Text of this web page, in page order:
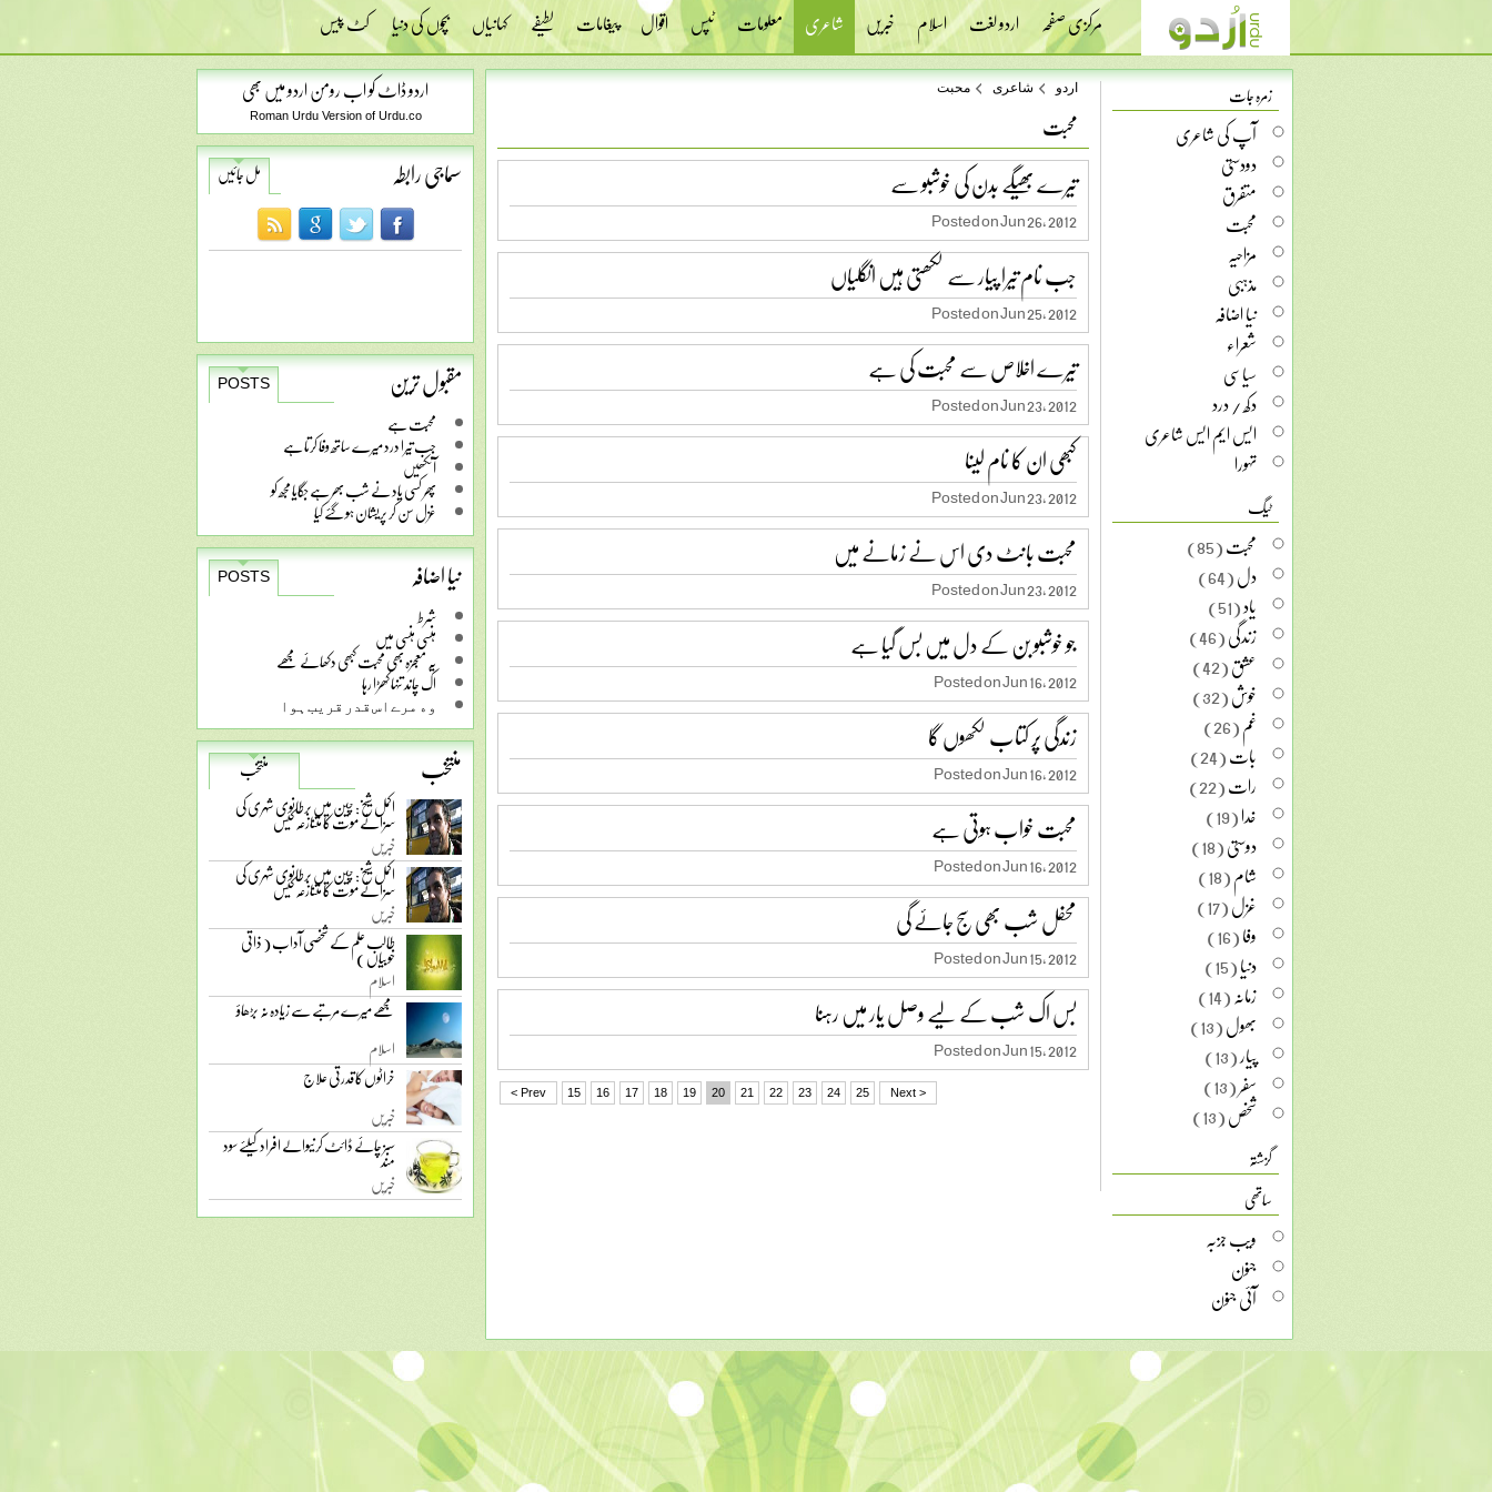
مرکزی صفحہ اردو لغت اسلام خبریں شاعری معلومات ٹپس اقوال پیغامات لطیفے کہانیاں بچوں کی دنیا کٹ پیس
اردو ڈاٹ کو اب رومن اردو میں بھی
Roman Urdu Version of Urdu.co
سماجی رابطہ مل جائیں
مقبول ترین
POSTS
محبت ہے
جب تیرا درد میرے ساتھ وفا کرتا ہے
آنکھیں
پھر کسی یاد نے شب بھر ہے جگایا مجھ کو
غزل سن کر پریشان ہو گئے کیا
نیا اضافہ
POSTS
شرط
ہنسی ہنسی میں
یہ معجزہ بھی محبت کبھی دکھائے مجھے
اک چاند تنہا کھڑا رہا
ﻭﮦ ﻣﺮﮮ ﺍﺱ ﻗﺪﺭ ﻗﺮﯾﺐ ﮨﻮﺍ
منتخب
منتخب
اکمل شیخ: چین میں برطانوی شہری کی
سزائے موت کا متنازعہ کیس
خبریں
اکمل شیخ: چین میں برطانوی شہری کی
سزائے موت کا متنازعہ کیس
خبریں
طالب علم کے شخصی آداب ( ذاتی
خوبیاں )
اسلام
مجھے میرے مرتبے سے زیادہ نہ بڑھاؤ
اسلام
خراٹوں کا قدرتی علاج
خبریں
سبز چائے ڈائٹ کرنیوالے افراد کیلئے سود
مند
خبریں
اردو شاعری محبت
محبت
تیرے بھیگے بدن کی خوشبو سے
Posted on Jun 26, 2012
جب نام تیرا پیار سے لکھتی ہیں انگلیاں
Posted on Jun 25, 2012
تیرے اخلاص سے محبت کی ہے
Posted on Jun 23, 2012
کبھی ان کا نام لینا
Posted on Jun 23, 2012
محبت بانٹ دی اس نے زمانے میں
Posted on Jun 23, 2012
جو خوشبو بن کے دل میں بس گیا ہے
Posted on Jun 16, 2012
زندگی پر کتاب لکھوں گا
Posted on Jun 16, 2012
محبت خواب ہوتی ہے
Posted on Jun 16, 2012
محفل شب بھی سج جائے گی
Posted on Jun 15, 2012
بس اک شب کے لیے وصل یار میں رہنا
Posted on Jun 15, 2012
< Prev 15 16 17 18 19 20 21 22 23 24 25 Next >
زمرہ جات
آپ کی شاعری
دودستی
متفرق
محبت
مزاحیہ
مذہبی
نیا اضافہ
شعراء
سیاسی
دکھ / درد
ایس ایم ایس شاعری
تہورا
ٹیگ
محبت(85)
دل(64)
یاد(51)
زندگی(46)
عشق(42)
خوش(32)
غم(26)
بات(24)
رات(22)
خدا(19)
دوستی(18)
شام(18)
غزل(17)
وفا(16)
دنیا(15)
زمانہ(14)
بھول(13)
پیار(13)
سفر(13)
شخص(13)
گزشتہ
ساتھی
ویب جزبہ
جنون
آئی جنون